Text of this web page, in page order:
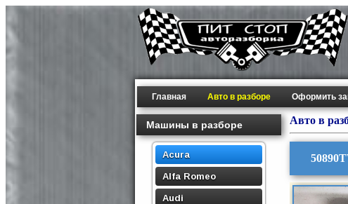
Главная Авто в разборе Оформить
Машины в разборе
Acura
Alfa Romeo
Audi
Авто в